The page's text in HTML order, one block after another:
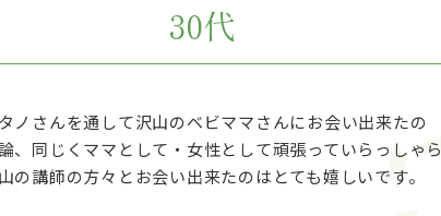
30代
ノさんを通して沢山のベビママさんにお会い出来たの
、同じくママとして・女性として頑張っていらっしゃら
の講師の方々とお会い出来たのはとても嬉しいです。